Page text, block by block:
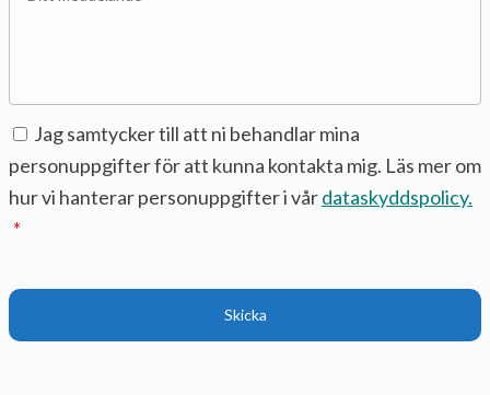
Samtycke *
Jag samtycker till att ni behandlar mina
personuppgifter för att kunna kontakta mig. Läs mer om
hur vi hanterar personuppgifter i vårdataskyddspolicy.
*